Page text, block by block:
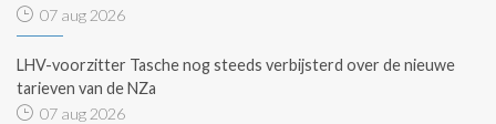
07 aug 2026
LHV-voorzitter Tasche nog steeds verbijsterd over de nieuwe
tarieven van de NZa
07 aug 2026